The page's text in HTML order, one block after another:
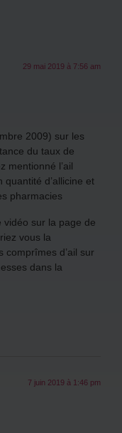
29 mai 2019 à 7:56 am
2009) sur les
du taux de
mentionné l’ail
d’allicine et
pharmacies
sur la page de
vous la
comprîmes d’ail sur
dans la
7 juin 2019 à 1:46 pm